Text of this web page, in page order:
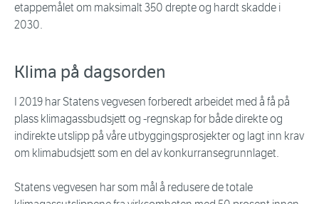
etappemålet om maksimalt 350 drepte og hardt skadde i
2030.
Klima på dagsorden
I 2019 har Statens vegvesen forberedt arbeidet med å få på
plass klimagassbudsjett og -regnskap for både direkte og
indirekte utslipp på våre utbyggingsprosjekter og lagt inn krav
om klimabudsjett som en del av konkurransegrunnlaget.
Statens vegvesen har som mål å redusere de totale